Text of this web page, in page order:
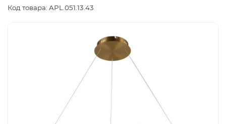
Код товара: APL.051.13.43